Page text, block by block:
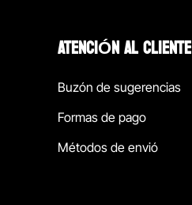
ATENCIÓN AL CLIENTE
Buzón de sugerencias
Formas de pago
Métodos de envió